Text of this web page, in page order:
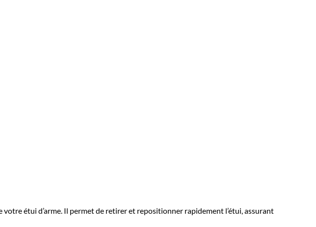
étui d’arme. Il permet de retirer et repositionner rapidement l’étui, assurant